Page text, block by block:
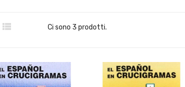
 Ci sono 3 prodotti.